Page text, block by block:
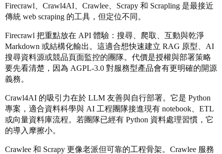
Firecrawl、Crawl4AI、Crawlee、Scrapy 和 Scrapling 是最接近
傳統 web scraping 的工具，但定位不同。
Firecrawl 把重點放在 API 體驗：搜尋、爬取、互動與乾淨
Markdown 或結構化輸出。這適合想快速建立 RAG 原型、AI
搜尋資料源或競品頁面監控的團隊。代價是授權與部署策略
要先看清楚，因為 AGPL-3.0 對服務型產品會有更明確的開源
義務。
Crawl4AI 的吸引力在於 LLM 友善與自行部署。它是 Python
專案，適合資料科學與 AI 工程團隊接進現有 notebook、ETL
或向量資料庫流程。若團隊已經有 Python 資料處理習慣，它
的導入摩擦小。
Crawlee 和 Scrapy 更像老派但可靠的工程骨架。Crawlee 服務